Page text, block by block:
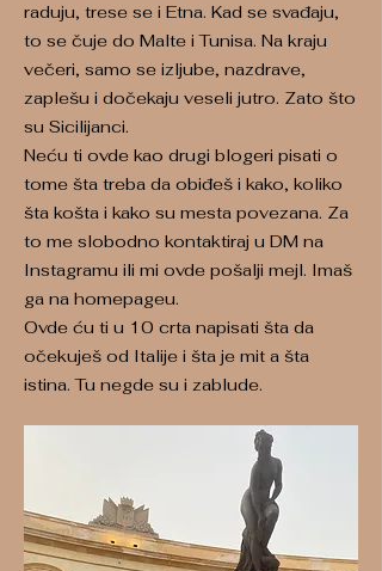
raduju, trese se i Etna. Kad se svađaju,
to se čuje do Malte i Tunisa. Na kraju
večeri, samo se izljube, nazdrave,
zaplešu i dočekaju veseli jutro. Zato što
su Sicilijanci.
Neću ti ovde kao drugi blogeri pisati o
tome šta treba da obiđeš i kako, koliko
šta košta i kako su mesta povezana. Za
to me slobodno kontaktiraj u DM na
Instagramu ili mi ovde pošalji mejl. Imaš
ga na homepageu.
Ovde ću ti u 10 crta napisati šta da
očekuješ od Italije i šta je mit a šta
istina. Tu negde su i zablude.